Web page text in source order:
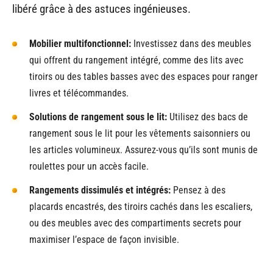
libéré grâce à des astuces ingénieuses.
Mobilier multifonctionnel: Investissez dans des meubles
qui offrent du rangement intégré, comme des lits avec
tiroirs ou des tables basses avec des espaces pour ranger
livres et télécommandes.
Solutions de rangement sous le lit: Utilisez des bacs de
rangement sous le lit pour les vêtements saisonniers ou
les articles volumineux. Assurez-vous qu’ils sont munis de
roulettes pour un accès facile.
Rangements dissimulés et intégrés: Pensez à des
placards encastrés, des tiroirs cachés dans les escaliers,
ou des meubles avec des compartiments secrets pour
maximiser l’espace de façon invisible.